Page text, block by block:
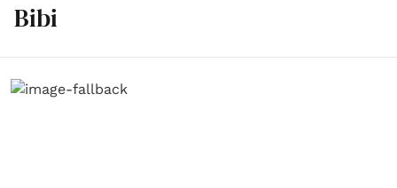
Bibi